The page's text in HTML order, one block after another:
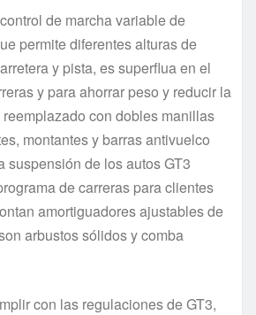
de marcha variable de
permite diferentes alturas de
y pista, es superflua en el
y para ahorrar peso y reducir la
con dobles manillas
montantes y barras antivuelco
suspensión de los autos GT3
de carreras para clientes
amortiguadores ajustables de
arbustos sólidos y comba
con las regulaciones de GT3,